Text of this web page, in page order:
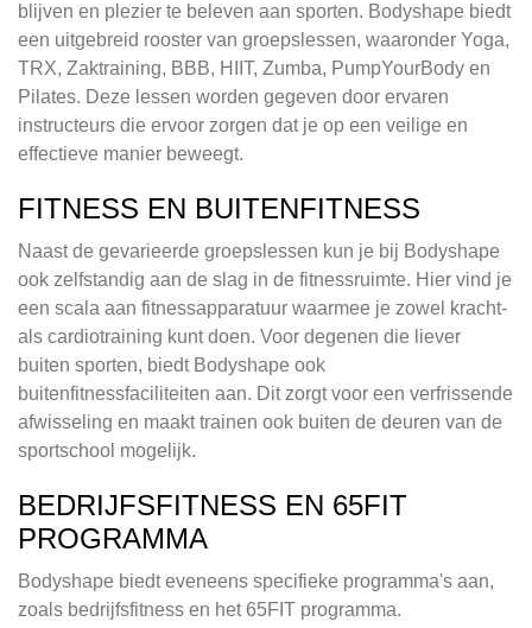
blijven en plezier te beleven aan sporten. Bodyshape biedt
een uitgebreid rooster van groepslessen, waaronder Yoga,
TRX, Zaktraining, BBB, HIIT, Zumba, PumpYourBody en
Pilates. Deze lessen worden gegeven door ervaren
instructeurs die ervoor zorgen dat je op een veilige en
effectieve manier beweegt.
FITNESS EN BUITENFITNESS
Naast de gevarieerde groepslessen kun je bij Bodyshape
ook zelfstandig aan de slag in de fitnessruimte. Hier vind je
een scala aan fitnessapparatuur waarmee je zowel kracht-
als cardiotraining kunt doen. Voor degenen die liever
buiten sporten, biedt Bodyshape ook
buitenfitnessfaciliteiten aan. Dit zorgt voor een verfrissende
afwisseling en maakt trainen ook buiten de deuren van de
sportschool mogelijk.
BEDRIJFSFITNESS EN 65FIT
PROGRAMMA
Bodyshape biedt eveneens specifieke programma's aan,
zoals bedrijfsfitness en het 65FIT programma.